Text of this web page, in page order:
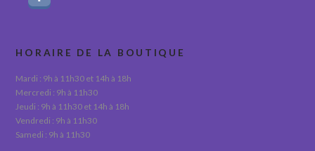
HORAIRE DE LA BOUTIQUE
Mardi : 9h à 11h30 et 14h à 18h
Mercredi : 9h à 11h30
Jeudi : 9h à 11h30 et 14h à 18h
Vendredi : 9h à 11h30
Samedi : 9h à 11h30